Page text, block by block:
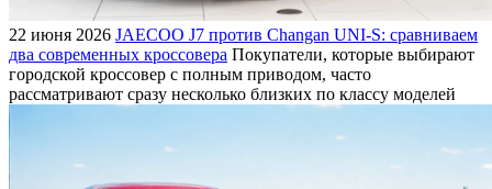
22 июня 2026 JAECOO J7 против Changan UNI-S: сравниваем
два современных кроссовера Покупатели, которые выбирают
городской кроссовер с полным приводом, часто
рассматривают сразу несколько близких по классу моделей